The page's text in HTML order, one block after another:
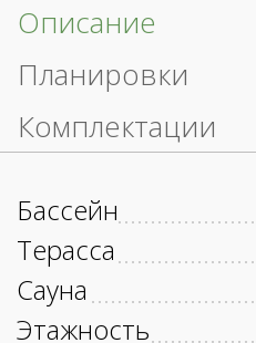
Описание
Планировки
Комплектации
Бассейн
Терасса
Сауна
Этажность